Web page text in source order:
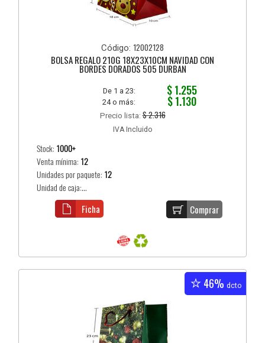
Código: 12002128
BOLSA REGALO 210G 18X23X10CM NAVIDAD CON
BORDES DORADOS 505 DURBAN
De 1 a 23: $ 1.255
24 o más: $ 1.130
Precio lista:$ 2.316
IVA Incluido
Stock: 1000+
Venta mínima: 12
Unidades por paquete: 12
Unidad de caja:...
Comprar
Ficha
46% dcto